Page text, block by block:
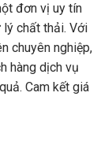
đơn vị uy tín
lý chất thải. Với
chuyên nghiệp,
hàng dịch vụ
Cam kết giá